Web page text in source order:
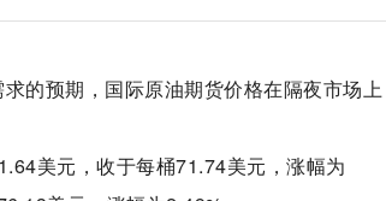
的预期，国际原油期货价格在隔夜市场上
美元，收于每桶71.74美元，涨幅为